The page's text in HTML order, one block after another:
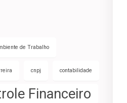
de Trabalho
cnpj contabilidade
Financeiro